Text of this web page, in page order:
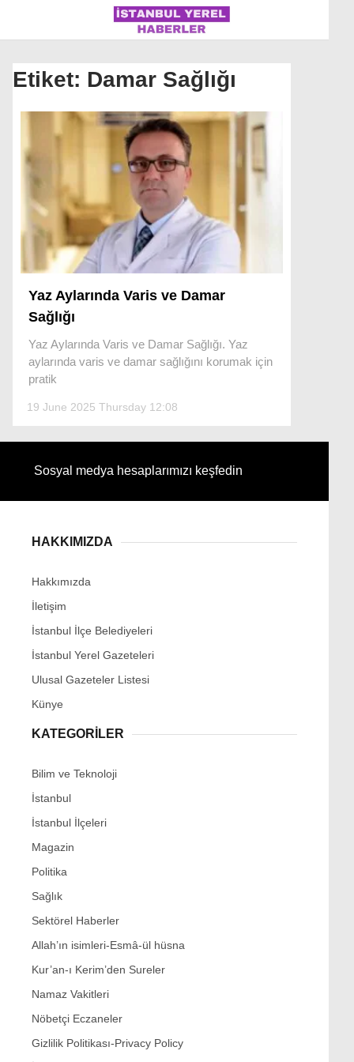
WhatsApp İhbar Hattı
Instagram
Youtube
ÜLKE GÜNDEMI
POLITIKA
SAĞLIK
SOSYAL MEDYA
SPOR
DÜNYA
Etiket: Damar Sağlığı
Yaz Aylarında Varis ve Damar
Sağlığı
Yaz Aylarında Varis ve Damar Sağlığı. Yaz
aylarında varis ve damar sağlığını korumak için
pratik
19 June 2025 Thursday 12:08
Sosyal medya hesaplarımızı keşfedin
HAKKIMIZDA
Hakkımızda
İletişim
İstanbul İlçe Belediyeleri
İstanbul Yerel Gazeteleri
Ulusal Gazeteler Listesi
Künye
KATEGORİLER
Bilim ve Teknoloji
İstanbul
İstanbul İlçeleri
Magazin
Politika
Sağlık
Sektörel Haberler
Allah’ın isimleri-Esmâ-ül hüsna
Kur’an-ı Kerim’den Sureler
Namaz Vakitleri
Nöbetçi Eczaneler
Gizlilik Politikası-Privacy Policy